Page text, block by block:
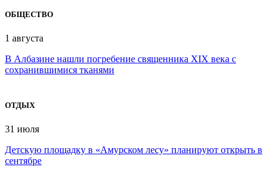
ОБЩЕСТВО
1 августа
В Албазине нашли погребение священника XIX века с
сохранившимися тканями
ОТДЫХ
31 июля
Детскую площадку в «Амурском лесу» планируют открыть в
сентябре